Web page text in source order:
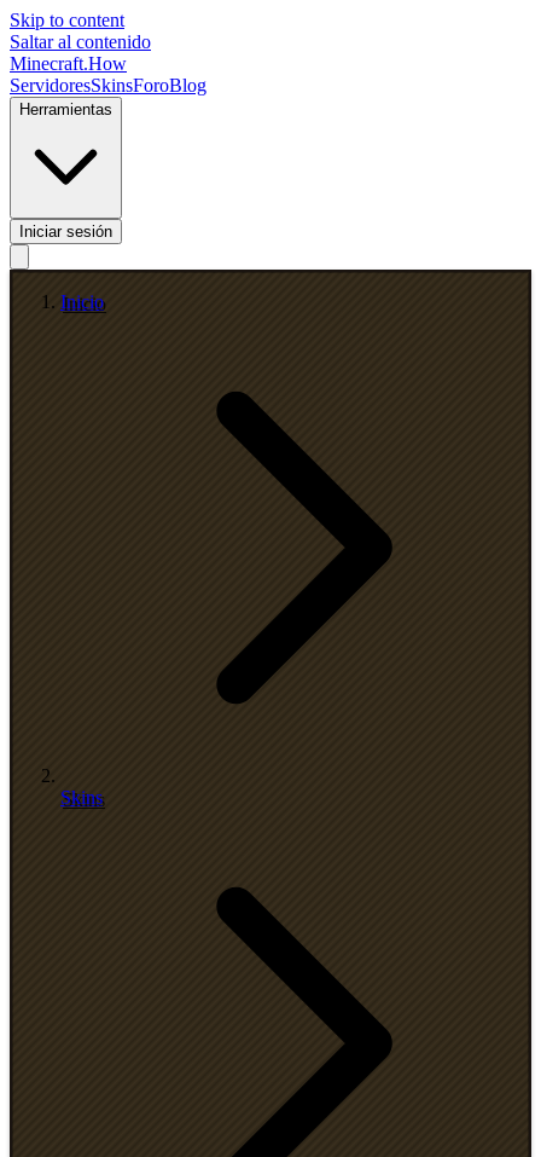
Skip to content
Saltar al contenido
Minecraft.How
ServidoresSkinsForoBlog
Herramientas
Iniciar sesión
Inicio
Skins